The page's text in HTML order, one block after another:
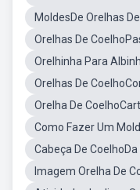
MoldesDe Orelhas
Orelhas De
Orelhinha Para
Orelhas De
Orelha De
Como Fazer Um
Cabeça De
Imagem Orelha De